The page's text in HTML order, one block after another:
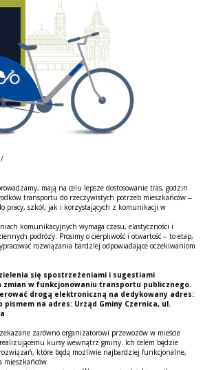
mają na celu lepsze dostosowanie tras, godzin
transportu do rzeczywistych potrzeb mieszkańców –
pracy, szkół, jak i korzystających z komunikacji w
komunikacyjnych wymaga czasu, elastyczności i
podróży. Prosimy o cierpliwość i otwartość – to etap,
rozwiązania bardziej odpowiadające oczekiwaniom
się spostrzeżeniami i sugestiami
zmian w funkcjonowaniu transportu publicznego.
drogą elektroniczną na dedykowany adres:
pismem na adres: Urząd Gminy Czernica, ul.
zarówno organizatorowi przewozów w mieście
kursy wewnątrz gminy. Ich celem będzie
które będą możliwie najbardziej funkcjonalne,
mieszkańców.